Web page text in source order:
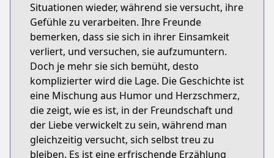
Situationen wieder, während sie versucht, ihre
Gefühle zu verarbeiten. Ihre Freunde
bemerken, dass sie sich in ihrer Einsamkeit
verliert, und versuchen, sie aufzumuntern.
Doch je mehr sie sich bemüht, desto
komplizierter wird die Lage. Die Geschichte ist
eine Mischung aus Humor und Herzschmerz,
die zeigt, wie es ist, in der Freundschaft und
der Liebe verwickelt zu sein, während man
gleichzeitig versucht, sich selbst treu zu
bleiben. Es ist eine erfrischende Erzählung